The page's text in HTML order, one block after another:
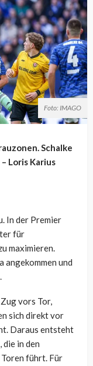
Foto: IMAGO
Schalke
Loris Karius
In der Premier
für
maximieren.
angekommen und
vors Tor,
sich direkt vor
Daraus entsteht
in den
führt. Für